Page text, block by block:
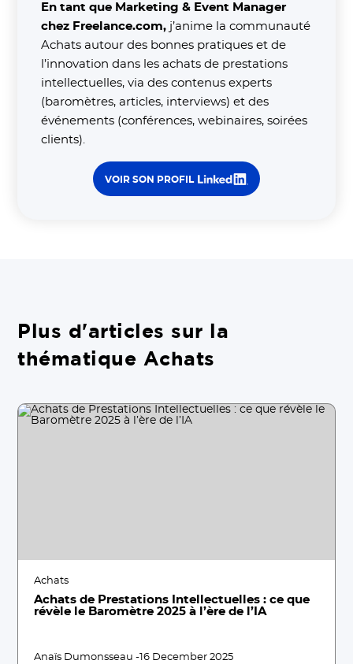
En tant que Marketing & Event Manager
chez Freelance.com, j’anime la communauté
Achats autour des bonnes pratiques et de
l’innovation dans les achats de prestations
intellectuelles, via des contenus experts
(baromètres, articles, interviews) et des
événements (conférences, webinaires, soirées
clients).
VOIR SON PROFIL
Plus d'articles sur la
thématique Achats
Achats
Achats de Prestations Intellectuelles : ce que
révèle le Baromètre 2025 à l’ère de l’IA
Anaïs Dumonsseau -16 December 2025